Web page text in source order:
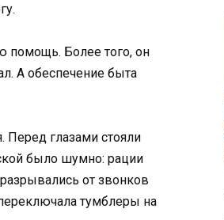
помощь. Более того, он
А обеспечение быта
Перед глазами стояли
было шумно: рации
от звонков
тумблеры на